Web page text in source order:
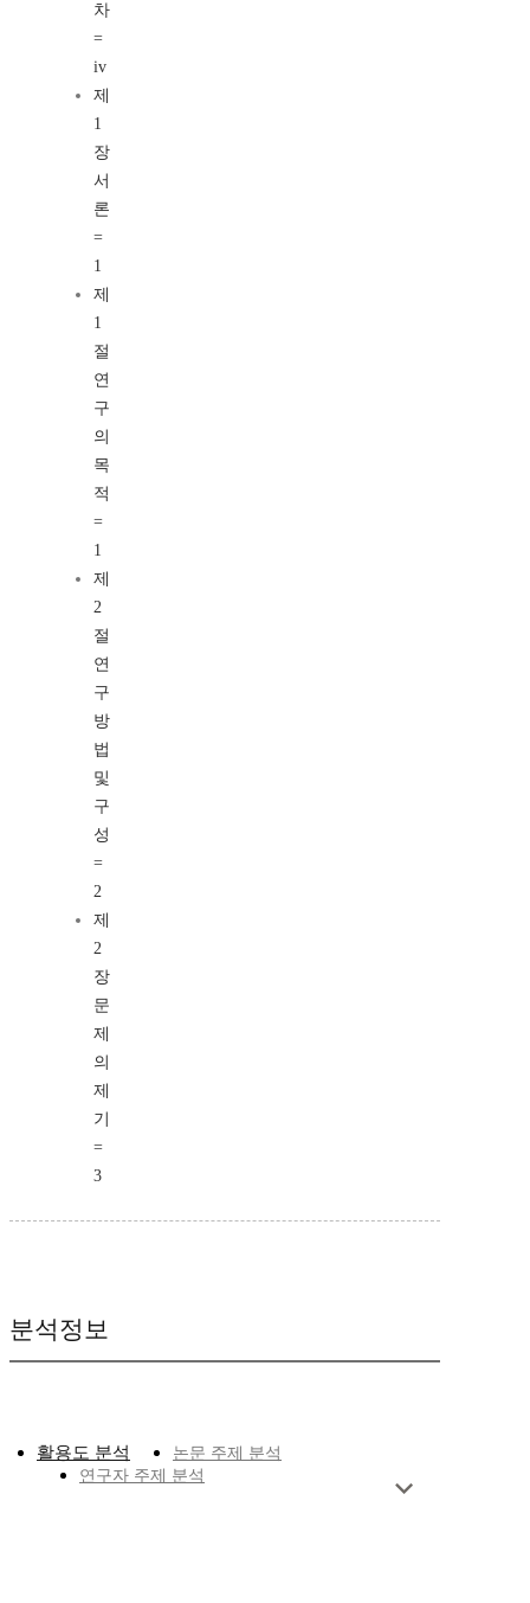
차
=
iv
제
1
장
서
론
=
1
제
1
절
연
구
의
목
적
=
1
제
2
절
연
구
방
법
및
구
성
=
2
제
2
장
문
제
의
제
기
=
3
분석정보
활용도 분석
논문 주제 분석
연구자 주제 분석